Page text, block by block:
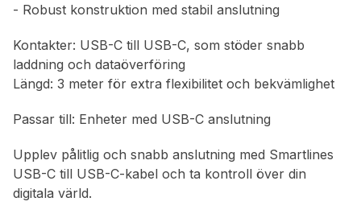
- Robust konstruktion med stabil anslutning
Kontakter: USB-C till USB-C, som stöder snabb
laddning och dataöverföring
Längd: 3 meter för extra flexibilitet och bekvämlighet
Passar till: Enheter med USB-C anslutning
Upplev pålitlig och snabb anslutning med Smartlines
USB-C till USB-C-kabel och ta kontroll över din
digitala värld.